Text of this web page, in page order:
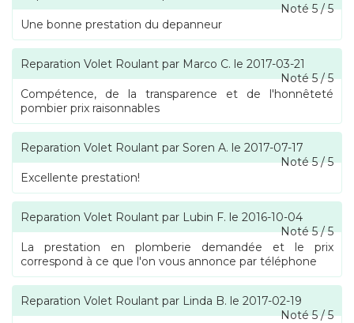
Noté5/5
Une bonne prestation du depanneur
Reparation Volet Roulant par Marco C. le 2017-03-21
Noté5/5
Compétence, de la transparence et de l'honnêteté
pombier prix raisonnables
Reparation Volet Roulant par Soren A. le 2017-07-17
Noté5/5
Excellente prestation!
Reparation Volet Roulant par Lubin F. le 2016-10-04
Noté5/5
La prestation en plomberie demandée et le prix
correspond à ce que l'on vous annonce par téléphone
Reparation Volet Roulant par Linda B. le 2017-02-19
Noté5/5